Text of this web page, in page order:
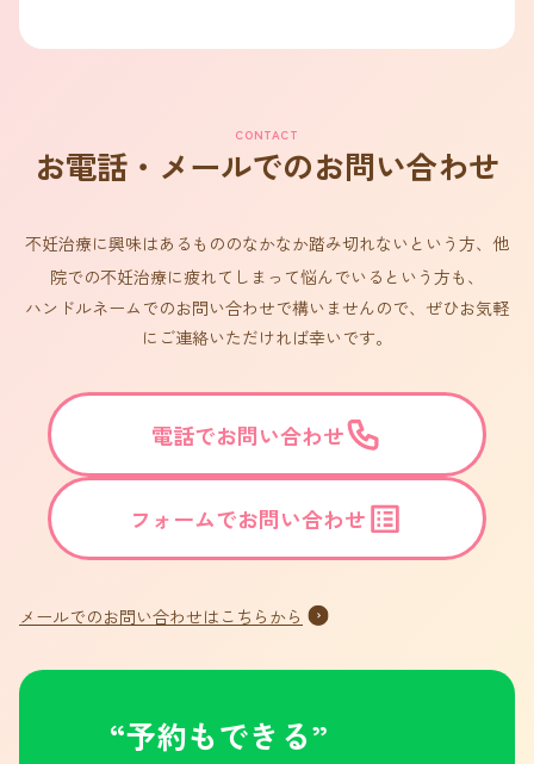
CONTACT
お電話・メールでのお問い合わせ
不妊治療に興味はあるもののなかなか踏み切れないという方、他
院での不妊治療に疲れてしまって悩んでいるという方も、
ハンドルネームでのお問い合わせで構いませんので、ぜひお気軽
にご連絡いただければ幸いです。
電話でお問い合わせ
フォームでお問い合わせ
メールでのお問い合わせはこちらから
“予約もできる”